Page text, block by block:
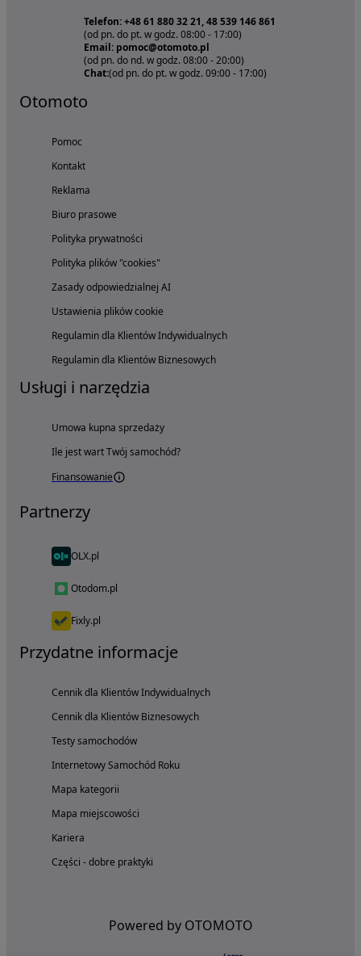
Telefon: +48 61 880 32 21, 48 539 146 861
(od pn. do pt. w godz. 08:00 - 17:00)
Email: pomoc@otomoto.pl
(od pn. do nd. w godz. 08:00 - 20:00)
Chat:(od pn. do pt. w godz. 09:00 - 17:00)
Otomoto
Pomoc
Kontakt
Reklama
Biuro prasowe
Polityka prywatności
Polityka plików "cookies"
Zasady odpowiedzialnej AI
Ustawienia plików cookie
Regulamin dla Klientów Indywidualnych
Regulamin dla Klientów Biznesowych
Usługi i narzędzia
Umowa kupna sprzedaży
Ile jest wart Twój samochód?
Finansowanie
Partnerzy
OLX.pl
Otodom.pl
Fixly.pl
Przydatne informacje
Cennik dla Klientów Indywidualnych
Cennik dla Klientów Biznesowych
Testy samochodów
Internetowy Samochód Roku
Mapa kategorii
Mapa miejscowości
Kariera
Części - dobre praktyki
Powered by OTOMOTO